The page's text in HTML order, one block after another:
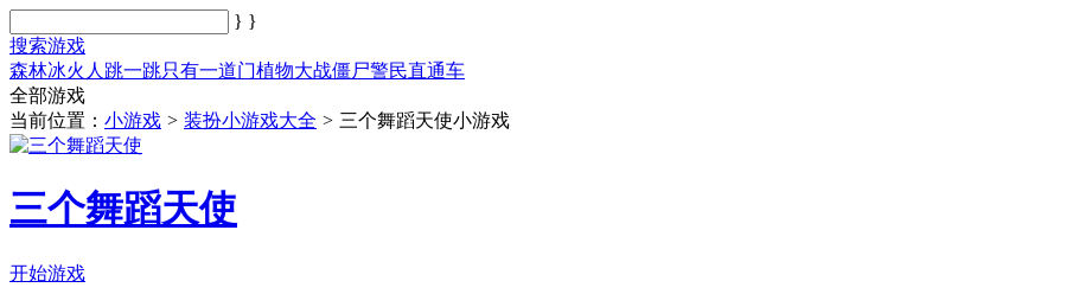
} }
搜索游戏
森林冰火人 跳一跳只有一道门植物大战僵尸警民直通车
全部游戏
当前位置： 小游戏 > 装扮小游戏大全 > 三个舞蹈天使小游戏
三个舞蹈天使
开始游戏